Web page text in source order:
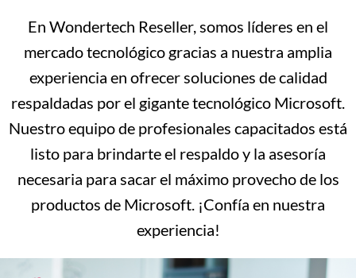
En Wondertech Reseller, somos líderes en el
mercado tecnológico gracias a nuestra amplia
experiencia en ofrecer soluciones de calidad
respaldadas por el gigante tecnológico Microsoft.
Nuestro equipo de profesionales capacitados está
listo para brindarte el respaldo y la asesoría
necesaria para sacar el máximo provecho de los
productos de Microsoft. ¡Confía en nuestra
experiencia!